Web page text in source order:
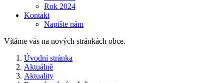
Rok 2024
Kontakt
Napište nám
Vítáme vás na nových stránkách obce.
Úvodní stránka
Aktuálně
Aktuality